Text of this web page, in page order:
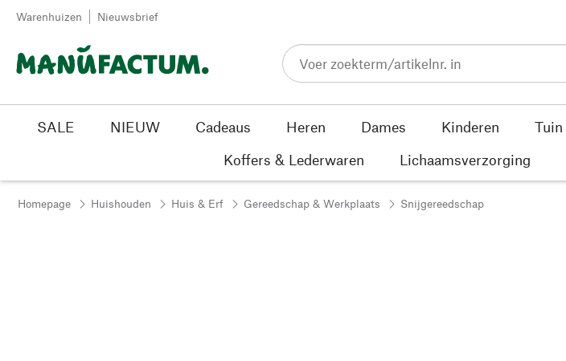
Passer au contenu
Warenhuizen Nieuwsbrief
SALE NIEUW Cadeaus Heren Dames Kinderen Tuin
Koffers & Lederwaren
Lichaamsverzorging
Homepage Huishouden Huis & Erf Gereedschap & Werkplaats Snijgereedschap